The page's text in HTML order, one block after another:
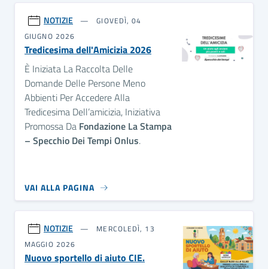
NOTIZIE
GIOVEDÌ, 04
GIUGNO 2026
Tredicesima dell'Amicizia 2026
È Iniziata La Raccolta Delle
Domande Delle Persone Meno
Abbienti Per Accedere Alla
Tredicesima Dell’amicizia, Iniziativa
Promossa Da Fondazione La Stampa
– Specchio Dei Tempi Onlus.
VAI ALLA PAGINA
NOTIZIE
MERCOLEDÌ, 13
MAGGIO 2026
Nuovo sportello di aiuto CIE.